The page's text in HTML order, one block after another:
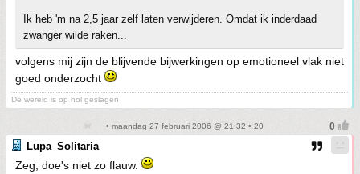
Ik heb 'm na 2,5 jaar zelf laten verwijderen. Omdat ik inderdaad
zwanger wilde raken...
volgens mij zijn de blijvende bijwerkingen op emotioneel vlak niet
goed onderzocht
De wereld is op hol geslagen
• maandag 27 februari 2006 @ 21:32 • 20
Lupa_Solitaria
Zeg, doe's niet zo flauw.